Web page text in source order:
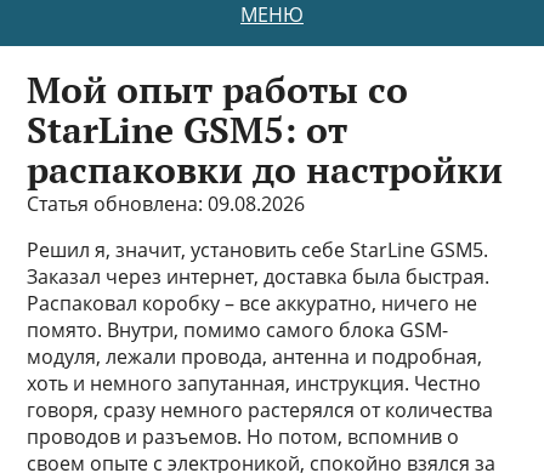
МЕНЮ
Мой опыт работы со
StarLine GSM5: от
распаковки до настройки
Статья обновлена: 09.08.2026
Решил я, значит, установить себе StarLine GSM5.
Заказал через интернет, доставка была быстрая.
Распаковал коробку – все аккуратно, ничего не
помято. Внутри, помимо самого блока GSM-
модуля, лежали провода, антенна и подробная,
хоть и немного запутанная, инструкция. Честно
говоря, сразу немного растерялся от количества
проводов и разъемов. Но потом, вспомнив о
своем опыте с электроникой, спокойно взялся за